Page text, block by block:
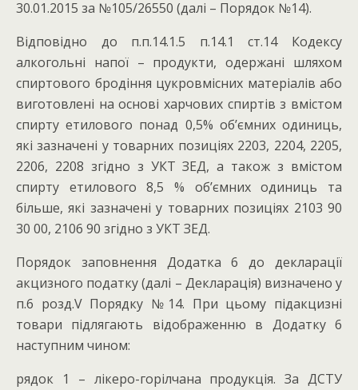
30.01.2015 за №105/26550 (далі – Порядок №14).
Відповідно до п.п.14.1.5 п.14.1 ст.14 Кодексу
алкогольні напої – продукти, одержані шляхом
спиртового бродіння цукровмісних матеріалів або
виготовлені на основі харчових спиртів з вмістом
спирту етилового понад 0,5% об’ємних одиниць,
які зазначені у товарних позиціях 2203, 2204, 2205,
2206, 2208 згідно з УКТ ЗЕД, а також з вмістом
спирту етилового 8,5 % об’ємних одиниць та
більше, які зазначені у товарних позиціях 2103 90
30 00, 2106 90 згідно з УКТ ЗЕД.
Порядок заповнення Додатка 6 до декларації
акцизного податку (далі – Декларація) визначено у
п.6 розд.V Порядку №14. При цьому підакцизні
товари підлягають відображенню в Додатку 6
наступним чином:
рядок 1 – лікеро-горілчана продукція. За ДСТУ